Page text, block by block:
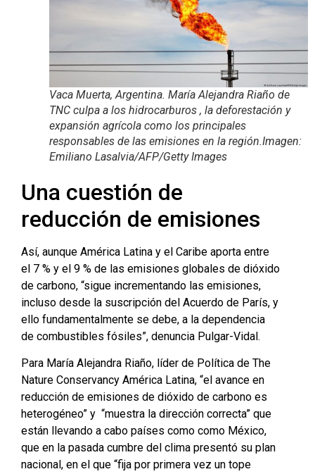
Vaca Muerta, Argentina. María Alejandra Riaño de
TNC culpa a los hidrocarburos , la deforestación y
expansión agrícola como los principales
responsables de las emisiones en la región.Imagen:
Emiliano Lasalvia/AFP/Getty Images
Una cuestión de
reducción de emisiones
Así, aunque América Latina y el Caribe aporta entre
el 7 % y el 9 % de las emisiones globales de dióxido
de carbono, “sigue incrementando las emisiones,
incluso desde la suscripción del Acuerdo de París, y
ello fundamentalmente se debe, a la dependencia
de combustibles fósiles”, denuncia Pulgar-Vidal.
Para María Alejandra Riaño, líder de Política de The
Nature Conservancy América Latina, “el avance en
reducción de emisiones de dióxido de carbono es
heterogéneo” y “muestra la dirección correcta” que
están llevando a cabo países como como México,
que en la pasada cumbre del clima presentó su plan
nacional, en el que “fija por primera vez un tope